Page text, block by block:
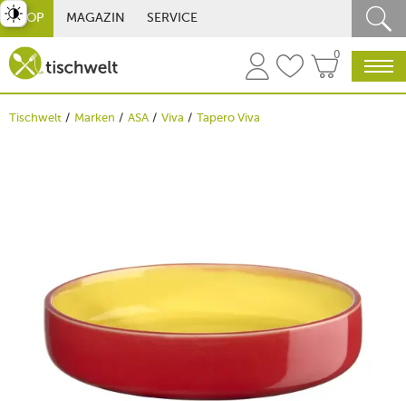
SHOP MAGAZIN SERVICE
0
Tischwelt Marken ASA Viva Tapero Viva
umschalten